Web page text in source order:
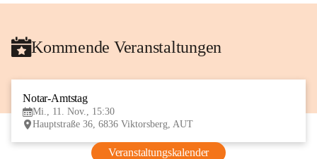
Kommende Veranstaltungen
Notar-Amtstag
Mi., 11. Nov., 15:30
Hauptstraße 36, 6836 Viktorsberg, AUT
Veranstaltungskalender